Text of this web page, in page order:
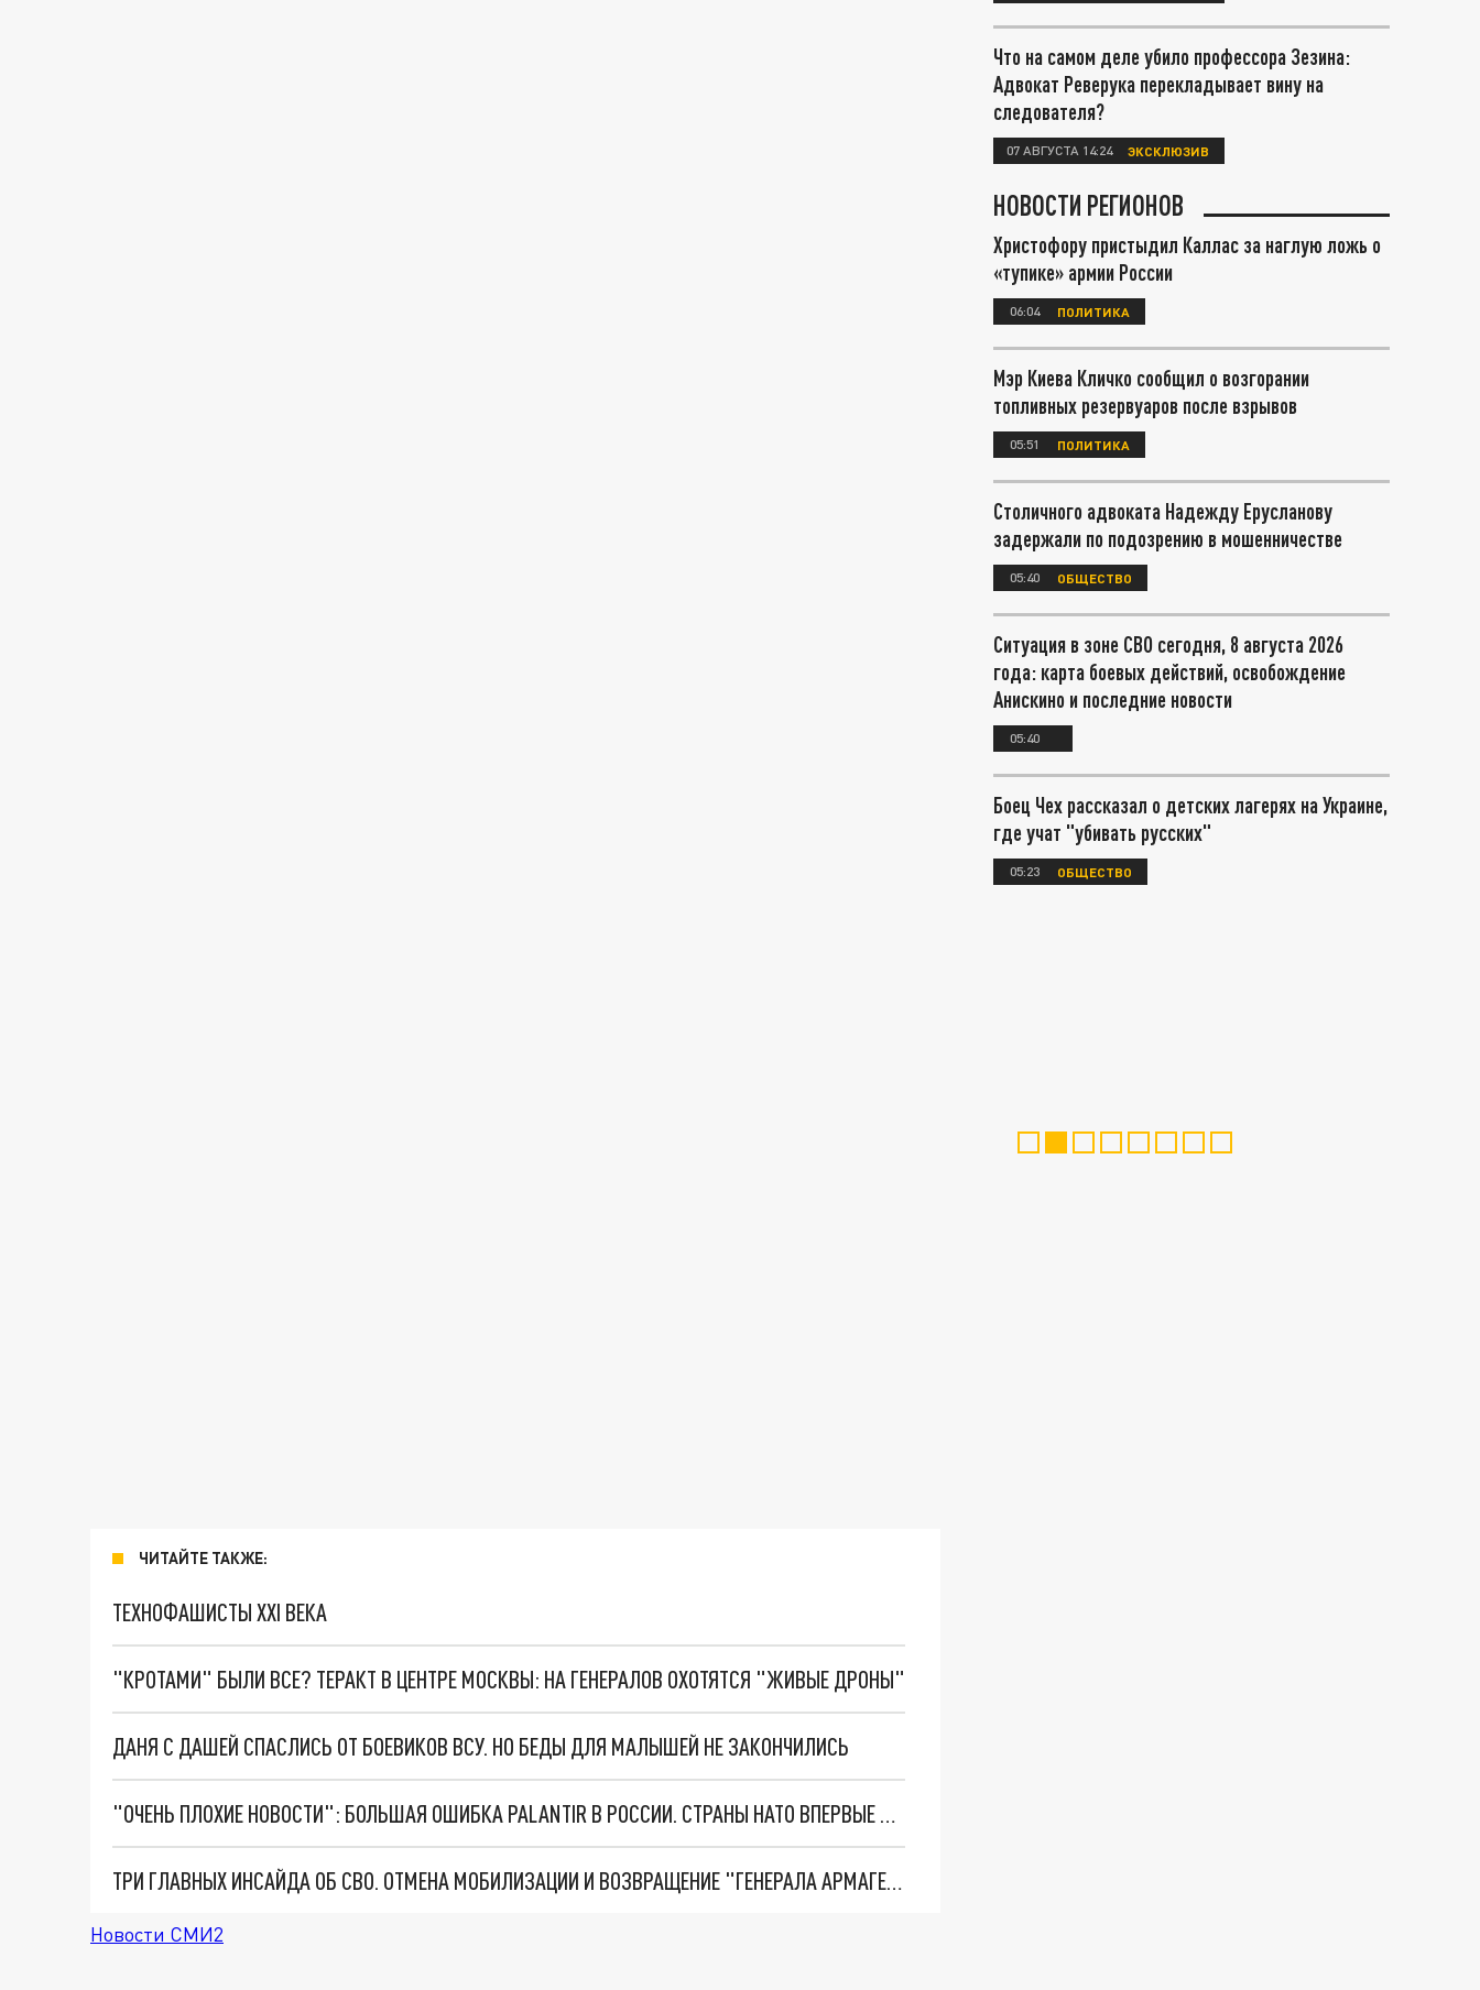
ЧИТАЙТЕ ТАКЖЕ:
ТЕХНОФАШИСТЫ XXI ВЕКА
"КРОТАМИ" БЫЛИ ВСЕ? ТЕРАКТ В ЦЕНТРЕ МОСКВЫ: НА ГЕНЕРАЛОВ ОХОТЯТСЯ "ЖИВЫЕ ДРОНЫ"
ДАНЯ С ДАШЕЙ СПАСЛИСЬ ОТ БОЕВИКОВ ВСУ. НО БЕДЫ ДЛЯ МАЛЫШЕЙ НЕ ЗАКОНЧИЛИСЬ
"ОЧЕНЬ ПЛОХИЕ НОВОСТИ": БОЛЬШАЯ ОШИБКА PALANTIR В РОССИИ. СТРАНЫ НАТО ВПЕРВЫЕ ЗА СВО ОСТАНОВИЛИ ПОСТАВКИ ОРУЖИЯ. ВСУ ТЕРЯЮТ ПРИГРАНИЧЬЕ?
ТРИ ГЛАВНЫХ ИНСАЙДА ОБ СВО. ОТМЕНА МОБИЛИЗАЦИИ И ВОЗВРАЩЕНИЕ "ГЕНЕРАЛА АРМАГЕДДОНА"? ОТЛИЧНЫЕ НОВОСТИ, КОТОРЫЕ ЖДАЛИ ВСЕ
Новости СМИ2
Что на самом деле убило профессора Зезина:
Адвокат Реверука перекладывает вину на
следователя?
07 АВГУСТА 14:24 ЭКСКЛЮЗИВ
НОВОСТИ РЕГИОНОВ
Христофору пристыдил Каллас за наглую ложь о
«тупике» армии России
06:04 ПОЛИТИКА
Мэр Киева Кличко сообщил о возгорании
топливных резервуаров после взрывов
05:51 ПОЛИТИКА
Столичного адвоката Надежду Ерусланову
задержали по подозрению в мошенничестве
05:40 ОБЩЕСТВО
Ситуация в зоне СВО сегодня, 8 августа 2026
года: карта боевых действий, освобождение
Анискино и последние новости
05:40
Боец Чех рассказал о детских лагерях на Украине,
где учат "убивать русских"
05:23 ОБЩЕСТВО